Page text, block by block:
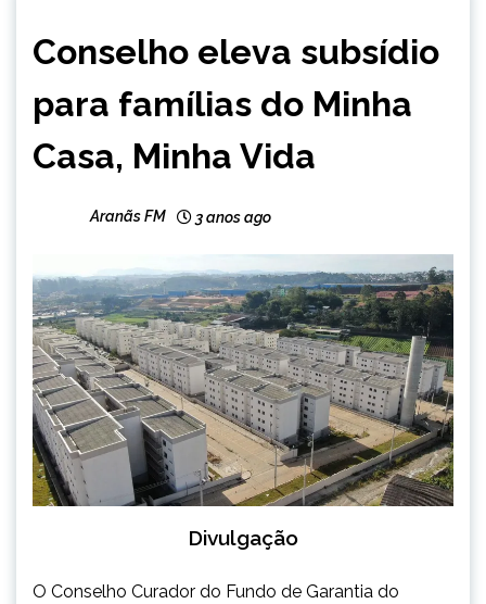
NOTÍCIAS
Conselho eleva subsídio
para famílias do Minha
Casa, Minha Vida
Aranãs FM 3 anos ago
Divulgação
O Conselho Curador do Fundo de Garantia do